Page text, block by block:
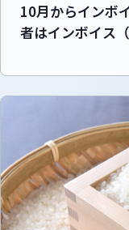
10月からインボ
者はインボイス